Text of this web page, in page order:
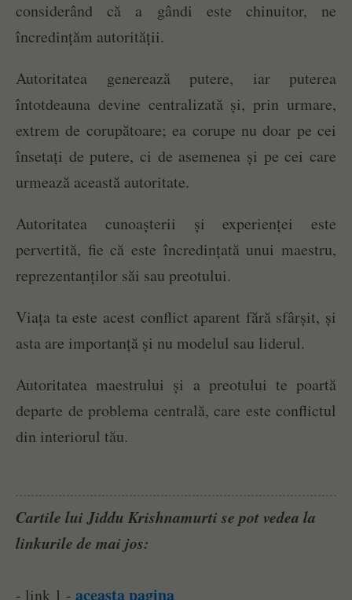
considerând că a gândi este chinuitor, ne
încredințăm autorității.
Autoritatea generează putere, iar puterea
întotdeauna devine centralizată și, prin urmare,
extrem de corupătoare; ea corupe nu doar pe cei
însetați de putere, ci de asemenea și pe cei care
urmează această autoritate.
Autoritatea cunoașterii și experienței este
pervertită, fie că este încredințată unui maestru,
reprezentanților săi sau preotului.
Viața ta este acest conflict aparent fără sfârșit, și
asta are importanță și nu modelul sau liderul.
Autoritatea maestrului și a preotului te poartă
departe de problema centrală, care este conflictul
din interiorul tău.
Cartile lui Jiddu Krishnamurti se pot vedea la
linkurile de mai jos:
- link 1 - aceasta pagina